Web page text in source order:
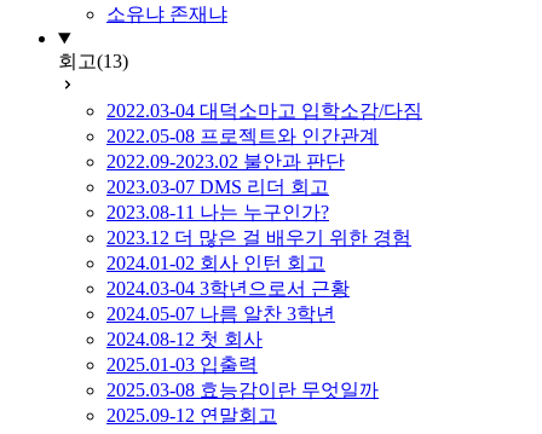
소유냐 존재냐
회고(13)
2022.03-04 대덕소마고 입학소감/다짐
2022.05-08 프로젝트와 인간관계
2022.09-2023.02 불안과 판단
2023.03-07 DMS 리더 회고
2023.08-11 나는 누구인가?
2023.12 더 많은 걸 배우기 위한 경험
2024.01-02 회사 인턴 회고
2024.03-04 3학년으로서 근황
2024.05-07 나름 알찬 3학년
2024.08-12 첫 회사
2025.01-03 입출력
2025.03-08 효능감이란 무엇일까
2025.09-12 연말회고